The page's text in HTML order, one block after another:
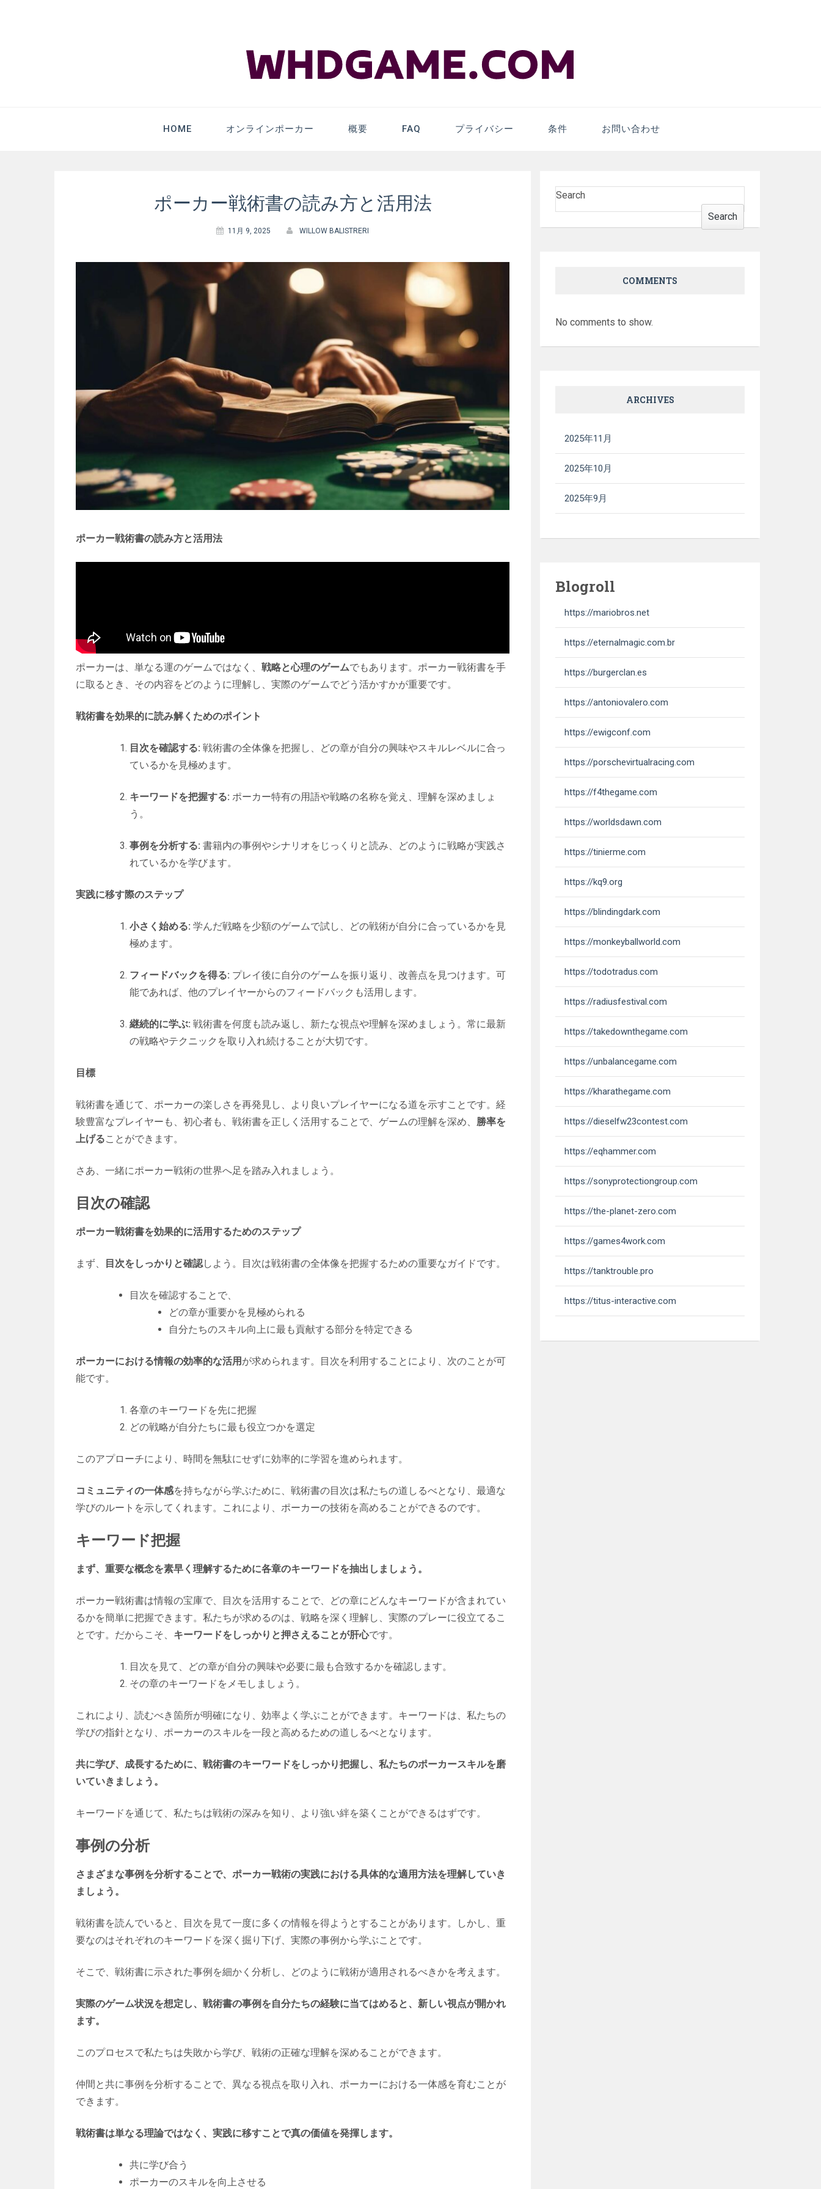
WHDGame.com – Online Poker
HOME オンラインポーカー 概要 FAQ プライバシー 条件 お問い合わせ
ポーカー戦術書の読み方と活用法
11月 9, 2025 WILLOW BALISTRERI
ポーカー戦術書の読み方と活用法
ポーカーは、単なる運のゲームではなく、 戦略と心理のゲームでもあります。ポーカー戦術書を手
に取るとき、その内容をどのように理解し、実際のゲームでどう活かすかが重要です。
戦術書を効果的に読み解くためのポイント
目次を確認する: 戦術書の全体像を把握し、どの章が自分の興味やスキルレベルに合っ
ているかを見極めます。
キーワードを把握する: ポーカー特有の用語や戦略の名称を覚え、理解を深めましょ
う。
事例を分析する: 書籍内の事例やシナリオをじっくりと読み、どのように戦略が実践さ
れているかを学びます。
実践に移す際のステップ
小さく始める: 学んだ戦略を少額のゲームで試し、どの戦術が自分に合っているかを見
極めます。
フィードバックを得る: プレイ後に自分のゲームを振り返り、改善点を見つけます。可
能であれば、他のプレイヤーからのフィードバックも活用します。
継続的に学ぶ: 戦術書を何度も読み返し、新たな視点や理解を深めましょう。常に最新
の戦略やテクニックを取り入れ続けることが大切です。
目標
戦術書を通じて、ポーカーの楽しさを再発見し、より良いプレイヤーになる道を示すことです。経
験豊富なプレイヤーも、初心者も、戦術書を正しく活用することで、ゲームの理解を深め、 勝率を
上げることができます。
さあ、一緒にポーカー戦術の世界へ足を踏み入れましょう。
目次の確認
ポーカー戦術書を効果的に活用するためのステップ
まず、 目次をしっかりと確認しよう。目次は戦術書の全体像を把握するための重要なガイドです。
目次を確認することで、
どの章が重要かを見極められる
自分たちのスキル向上に最も貢献する部分を特定できる
ポーカーにおける情報の効率的な活用 が求められます。目次を利用することにより、次のことが可
能です。
各章のキーワードを先に把握
どの戦略が自分たちに最も役立つかを選定
このアプローチにより、時間を無駄にせずに効率的に学習を進められます。
コミュニティの一体感を持ちながら学ぶために、戦術書の目次は私たちの道しるべとなり、最適な
学びのルートを示してくれます。これにより、ポーカーの技術を高めることができるのです。
キーワード把握
まず、重要な概念を素早く理解するために各章のキーワードを抽出しましょう。
ポーカー戦術書は情報の宝庫で、目次を活用することで、どの章にどんなキーワードが含まれてい
るかを簡単に把握できます。私たちが求めるのは、戦略を深く理解し、実際のプレーに役立てるこ
とです。だからこそ、 キーワードをしっかりと押さえることが肝心です。
目次を見て、どの章が自分の興味や必要に最も合致するかを確認します。
その章のキーワードをメモしましょう。
これにより、読むべき箇所が明確になり、効率よく学ぶことができます。キーワードは、私たちの
学びの指針となり、ポーカーのスキルを一段と高めるための道しるべとなります。
共に学び、成長するために、戦術書のキーワードをしっかり把握し、私たちのポーカースキルを磨
いていきましょう。
キーワードを通じて、私たちは戦術の深みを知り、より強い絆を築くことができるはずです。
事例の分析
さまざまな事例を分析することで、ポーカー戦術の実践における具体的な適用方法を理解していき
ましょう。
戦術書を読んでいると、目次を見て一度に多くの情報を得ようとすることがあります。しかし、重
要なのはそれぞれのキーワードを深く掘り下げ、実際の事例から学ぶことです。
そこで、戦術書に示された事例を細かく分析し、どのように戦術が適用されるべきかを考えます。
実際のゲーム状況を想定し、戦術書の事例を自分たちの経験に当てはめると、新しい視点が開かれ
ます。
このプロセスで私たちは失敗から学び、戦術の正確な理解を深めることができます。
仲間と共に事例を分析することで、異なる視点を取り入れ、ポーカーにおける一体感を育むことが
できます。
戦術書は単なる理論ではなく、実践に移すことで真の価値を発揮します。
共に学び合う
ポーカーのスキルを向上させる
Search
Search
COMMENTS
No comments to show.
ARCHIVES
2025年11月
2025年10月
2025年9月
Blogroll
https://mariobros.net
https://eternalmagic.com.br
https://burgerclan.es
https://antoniovalero.com
https://ewigconf.com
https://porschevirtualracing.com
https://f4thegame.com
https://worldsdawn.com
https://tinierme.com
https://kq9.org
https://blindingdark.com
https://monkeyballworld.com
https://todotradus.com
https://radiusfestival.com
https://takedownthegame.com
https://unbalancegame.com
https://kharathegame.com
https://dieselfw23contest.com
https://eqhammer.com
https://sonyprotectiongroup.com
https://the-planet-zero.com
https://games4work.com
https://tanktrouble.pro
https://titus-interactive.com